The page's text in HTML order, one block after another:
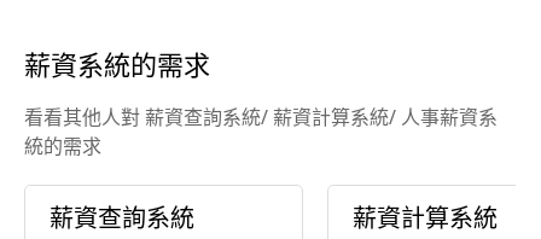
薪資系統的需求
看看其他人對 薪資查詢系統/ 薪資計算系統/ 人事薪資系
統的需求
薪資查詢系統 薪資計算系統